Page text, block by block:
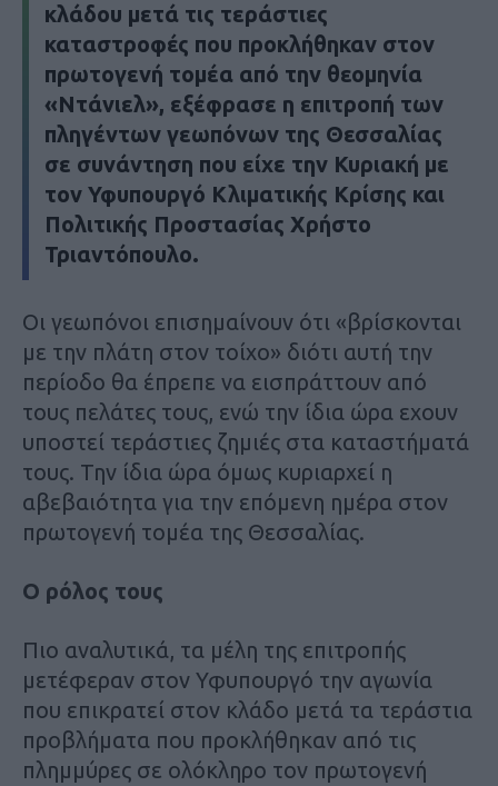
κλάδου μετά τις τεράστιες
καταστροφές που προκλήθηκαν στον
πρωτογενή τομέα από την θεομηνία
«Ντάνιελ», εξέφρασε η επιτροπή των
πληγέντων γεωπόνων της Θεσσαλίας
σε συνάντηση που είχε την Κυριακή με
τον Υφυπουργό Κλιματικής Κρίσης και
Πολιτικής Προστασίας Χρήστο
Τριαντόπουλο.
Οι γεωπόνοι επισημαίνουν ότι «βρίσκονται
με την πλάτη στον τοίχο» διότι αυτή την
περίοδο θα έπρεπε να εισπράττουν από
τους πελάτες τους, ενώ την ίδια ώρα εχουν
υποστεί τεράστιες ζημιές στα καταστήματά
τους. Την ίδια ώρα όμως κυριαρχεί η
αβεβαιότητα για την επόμενη ημέρα στον
πρωτογενή τομέα της Θεσσαλίας.
Ο ρόλος τους
Πιο αναλυτικά, τα μέλη της επιτροπής
μετέφεραν στον Υφυπουργό την αγωνία
που επικρατεί στον κλάδο μετά τα τεράστια
προβλήματα που προκλήθηκαν από τις
πλημμύρες σε ολόκληρο τον πρωτογενή